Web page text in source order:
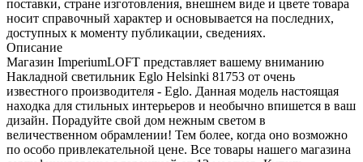
поставки, стране изготовления, внешнем виде и цвете товара
носит справочный характер и основывается на последних,
доступных к моменту публикации, сведениях.
Описание
Магазин ImperiumLOFT представляет вашему вниманию
Накладной светильник Eglo Helsinki 81753 от очень
известного производителя - Eglo. Данная модель настоящая
находка для стильных интерьеров и необычно впишется в ваш
дизайн. Порадуйте свой дом нежным светом в
величественном обрамлении! Тем более, когда оно возможно
по особо привлекательной цене. Все товары нашего магазина